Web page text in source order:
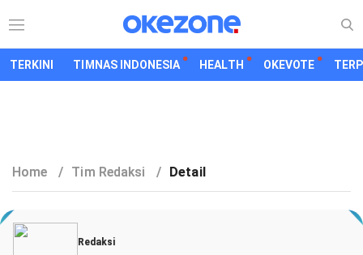
TERKINI TIMNAS INDONESIA HEALTH OKEVOTE
Home / Tim Redaksi / Detail
Redaksi